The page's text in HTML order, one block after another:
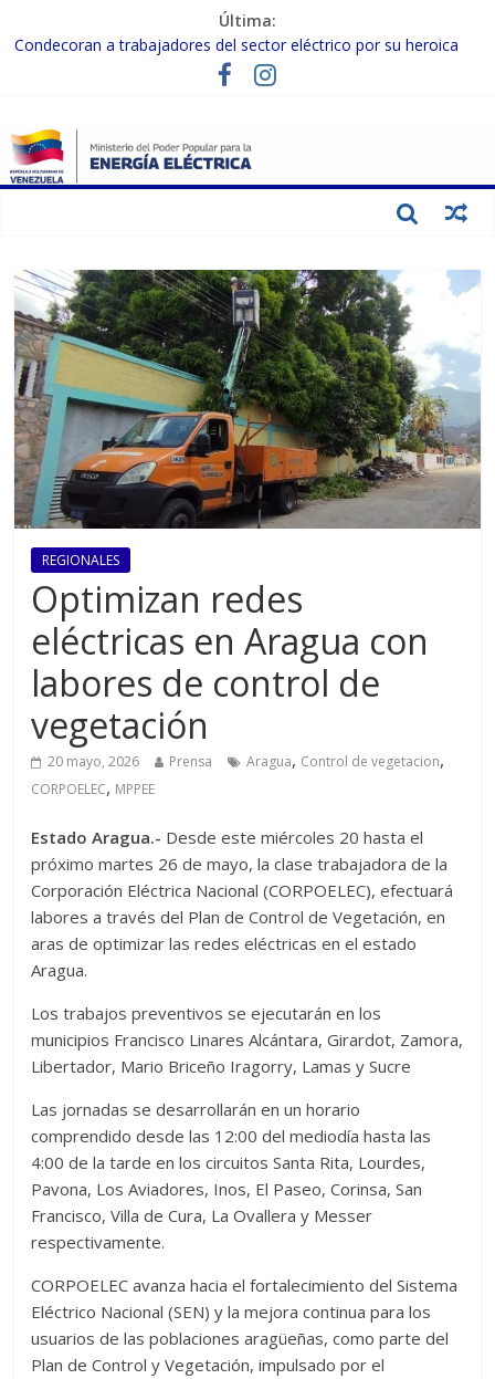
Última:
Condecoran a trabajadores del sector eléctrico por su heroica
labor tras el doble sismo del 24-J
Gobierno Nacional coordina acciones con el sector privado para
Inspeccionan trabajos de rehabilitación en instalaciones del SEN
en Carabobo
Gobierno Nacional activa plan preventivo para fortalecer el SEN
REGIONALES
Optimizan redes
eléctricas en Aragua con
labores de control de
vegetación
20 mayo, 2026 Prensa Aragua, Control de vegetacion,
CORPOELEC, MPPEE
Estado Aragua.- Desde este miércoles 20 hasta el
próximo martes 26 de mayo, la clase trabajadora de la
Corporación Eléctrica Nacional (CORPOELEC), efectuará
labores a través del Plan de Control de Vegetación, en
aras de optimizar las redes eléctricas en el estado
Aragua.
Los trabajos preventivos se ejecutarán en los
municipios Francisco Linares Alcántara, Girardot, Zamora,
Libertador, Mario Briceño Iragorry, Lamas y Sucre
Las jornadas se desarrollarán en un horario
comprendido desde las 12:00 del mediodía hasta las
4:00 de la tarde en los circuitos Santa Rita, Lourdes,
Pavona, Los Aviadores, Inos, El Paseo, Corinsa, San
Francisco, Villa de Cura, La Ovallera y Messer
respectivamente.
CORPOELEC avanza hacia el fortalecimiento del Sistema
Eléctrico Nacional (SEN) y la mejora continua para los
usuarios de las poblaciones aragüeñas, como parte del
Plan de Control y Vegetación, impulsado por el